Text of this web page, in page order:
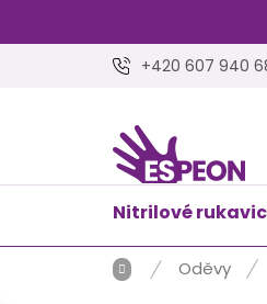
+420 607 940
Nitrilové
DomůOděvy